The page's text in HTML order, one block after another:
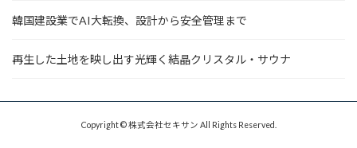
韓国建設業でAI大転換、設計から安全管理まで
再生した土地を映し出す光輝く結晶クリスタル・サウナ
Copyright © 株式会社セキサン All Rights Reserved.